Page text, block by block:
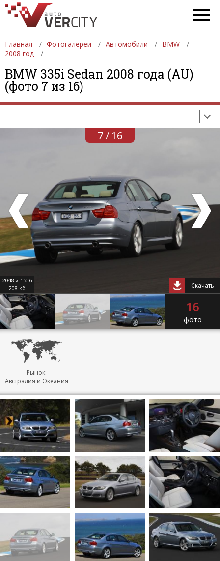
Главная Фотогалереи Автомобили
BMW
2008 год
BMW 335i Sedan 2008 года (AU)
(фото 7 из 16)
ФОТОГАЛЕРЕИ АВТОМОБИЛИ
ДЕВУШКИ
АВТОСАЛОНЫ
ФОРМУЛА-1
7 / 16
2048 x 1536
208 кб
Скачать
16
фото
Рынок:
Австралия и Океания